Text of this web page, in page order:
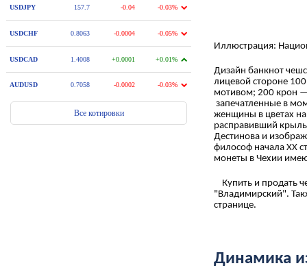
Иллюстрация:
Дизайн банкнот
лицевой стороне
мотивом; 200 крон —
запечатленные в
женщины в цветах
расправивший
Дестинова и
философ начала XX
монеты в Чехии
Купить и продать
"Владимирский".
странице.
Динамика